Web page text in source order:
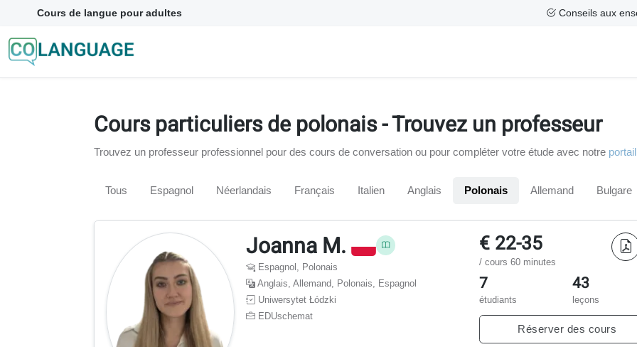
Cours de langue pour adultes Conseils aux
Cours particuliers de polonais - Trouvez un professeur
Trouvez un professeur professionnel pour des cours de conversation ou pour compléter votre étude avec notre
Tous Espagnol Néerlandais Français Italien Anglais Polonais Allemand Bulgare
Joanna M.
Espagnol, Polonais
Anglais, Allemand, Polonais, Espagnol
Uniwersytet Łódzki
EDUschemat
€ 22-35
/ cours 60 minutes
7
étudiants
43
leçons
Réserver des cours